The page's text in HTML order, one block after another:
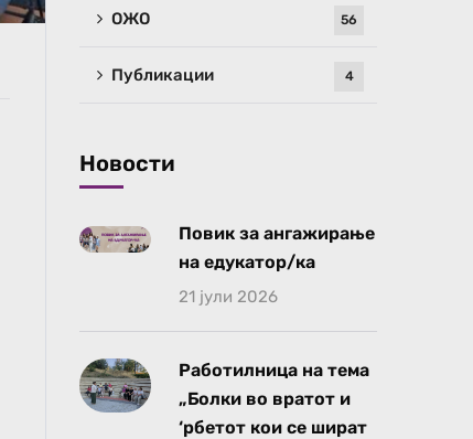
ОЖО 56
Публикации 4
Новости
Повик за ангажирање
на едукатор/ка
21 јули 2026
Работилница на тема
„Болки во вратот и
‘рбетот кои се шират